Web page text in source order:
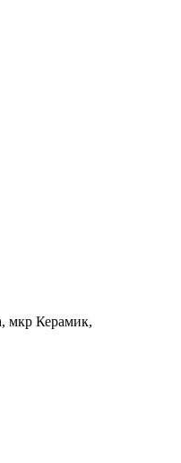
мкр Керамик,